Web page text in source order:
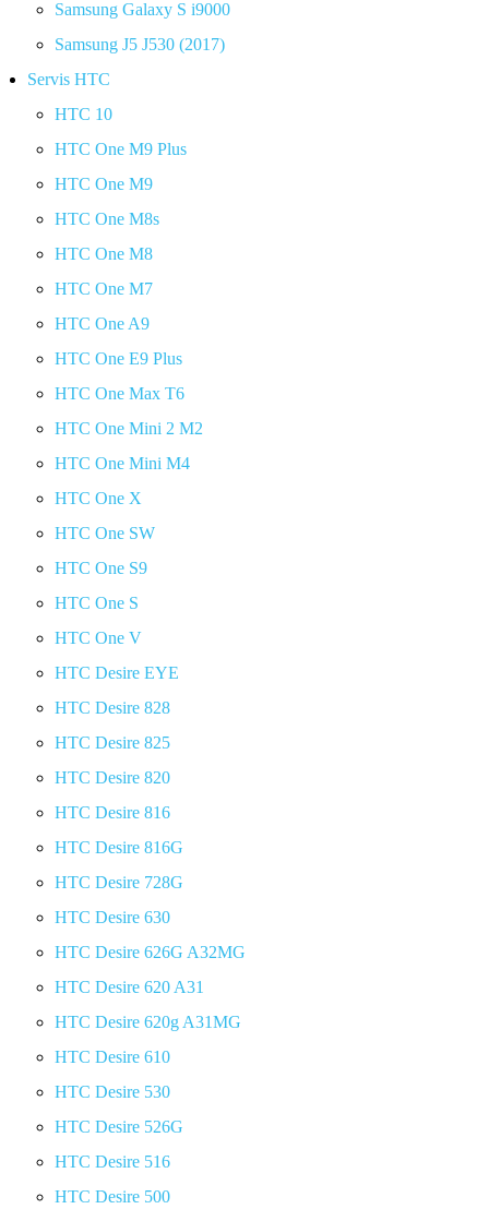
Samsung Galaxy S i9000
Samsung J5 J530 (2017)
Servis HTC
HTC 10
HTC One M9 Plus
HTC One M9
HTC One M8s
HTC One M8
HTC One M7
HTC One A9
HTC One E9 Plus
HTC One Max T6
HTC One Mini 2 M2
HTC One Mini M4
HTC One X
HTC One SW
HTC One S9
HTC One S
HTC One V
HTC Desire EYE
HTC Desire 828
HTC Desire 825
HTC Desire 820
HTC Desire 816
HTC Desire 816G
HTC Desire 728G
HTC Desire 630
HTC Desire 626G A32MG
HTC Desire 620 A31
HTC Desire 620g A31MG
HTC Desire 610
HTC Desire 530
HTC Desire 526G
HTC Desire 516
HTC Desire 500